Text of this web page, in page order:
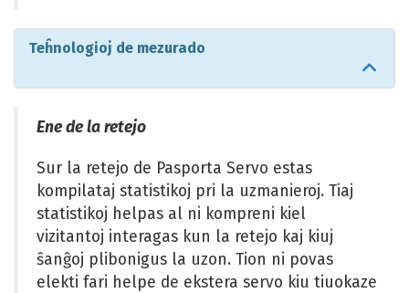
Teĥnologioj de mezurado
al
Ene de la retejo
Sur la retejo de Pasporta Servo estas
kompilataj statistikoj pri la uzmanieroj. Tiaj
statistikoj helpas al ni kompreni kiel
vizitantoj interagas kun la retejo kaj kiuj
ŝanĝoj plibonigus la uzon. Tion ni povas
elekti fari helpe de ekstera servo kiu tiuokaze